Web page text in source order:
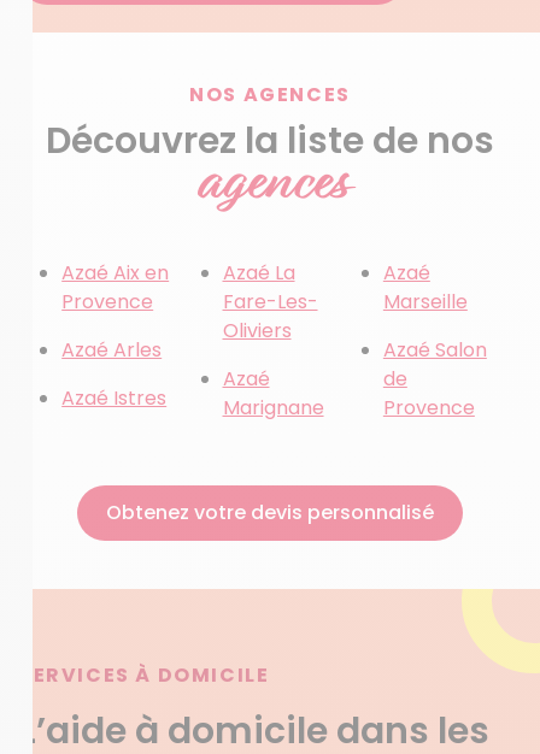
NOS AGENCES
Découvrez la liste de nos
agences
Azaé Aix en
Provence
Azaé Arles
Azaé Istres
Azaé La
Fare-Les-
Oliviers
Azaé
Marignane
Azaé
Marseille
Azaé Salon
de
Provence
Obtenez votre devis personnalisé
SERVICES À DOMICILE
L’aide à domicile dans les